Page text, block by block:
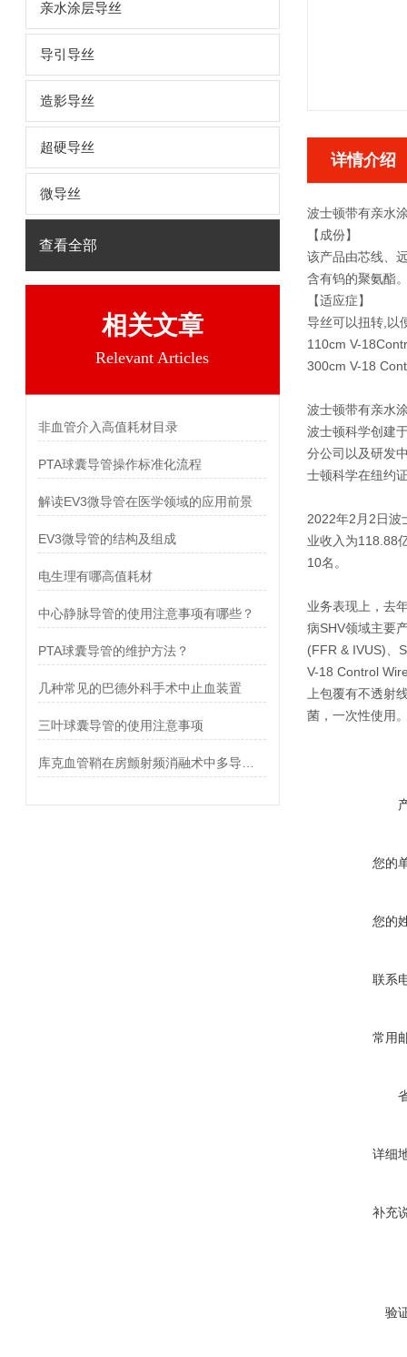
亲水涂层导丝
导引导丝
造影导丝
超硬导丝
微导丝
查看全部
相关文章
Relevant Articles
非血管介入高值耗材目录
PTA球囊导管操作标准化流程
解读EV3微导管在医学领域的应用前景
EV3微导管的结构及组成
电生理有哪高值耗材
中心静脉导管的使用注意事项有哪些？
PTA球囊导管的维护方法？
几种常见的巴德外科手术中止血装置
三叶球囊导管的使用注意事项
详情介绍
波士顿带有亲水
【成份】
该产品由芯线、
含有钨的聚氨酯
【适应症】
导丝可以扭转,以
110cm V-
300cm V-18
波士顿带有亲水
波士顿科学创建
分公司以及研发
士顿科学在纽约
2022年2月2日波
业收入为118.88
10名。
业务表现上，去
病SHV领域主要
(FFR & IVUS)、
V-18 Control
上包覆有不透射
菌，一次性使用
您的
您的
联系
常用
详细
补充
验